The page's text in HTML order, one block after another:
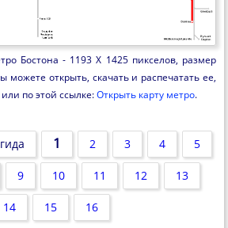
Бостона - 1193 X 1425 пикселов, размер
можете открыть, скачать и распечатать ее,
по этой ссылке:Открыть карту метро.
1 2 3 4 5
9 10 11 12 13
14 15 16